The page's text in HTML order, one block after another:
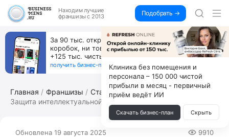
Находим лучшие
франшизы с 2013
Подобрать →
За 90 тыс. открой магазин на Авито, дома ни
коробок, ни товара, ни склада, зато каждый месяц
+125 тыс. чистыми
получить бизнес-план ↓
Главная Франшизы
Статьи по франчайзингу
Защита интеллектуальной с...
Обновлена 19 августа 2025 9910
Клиника без помещения и
персонала – 150 000 чистой
прибыли в месяц - первичный
приём ведёт ИИ
Скачать бизнес-план Скрыть